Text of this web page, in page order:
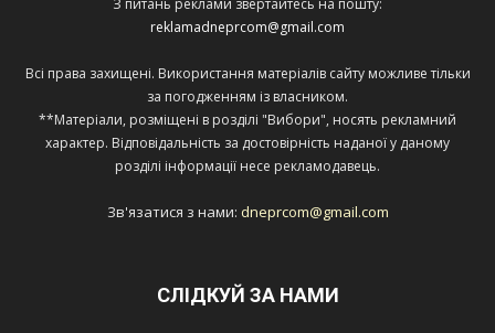
З питань реклами звертайтесь на пошту:
reklamadneprcom@gmail.com
Всі права захищені. Використання матеріалів сайту можливе тільки
за погодженням із власником.
**Матеріали, розміщені в розділі "Вибори", носять рекламний
характер. Відповідальність за достовірність наданої у даному
розділі інформації несе рекламодавець.
Зв'язатися з нами: dneprcom@gmail.com
СЛІДКУЙ ЗА НАМИ